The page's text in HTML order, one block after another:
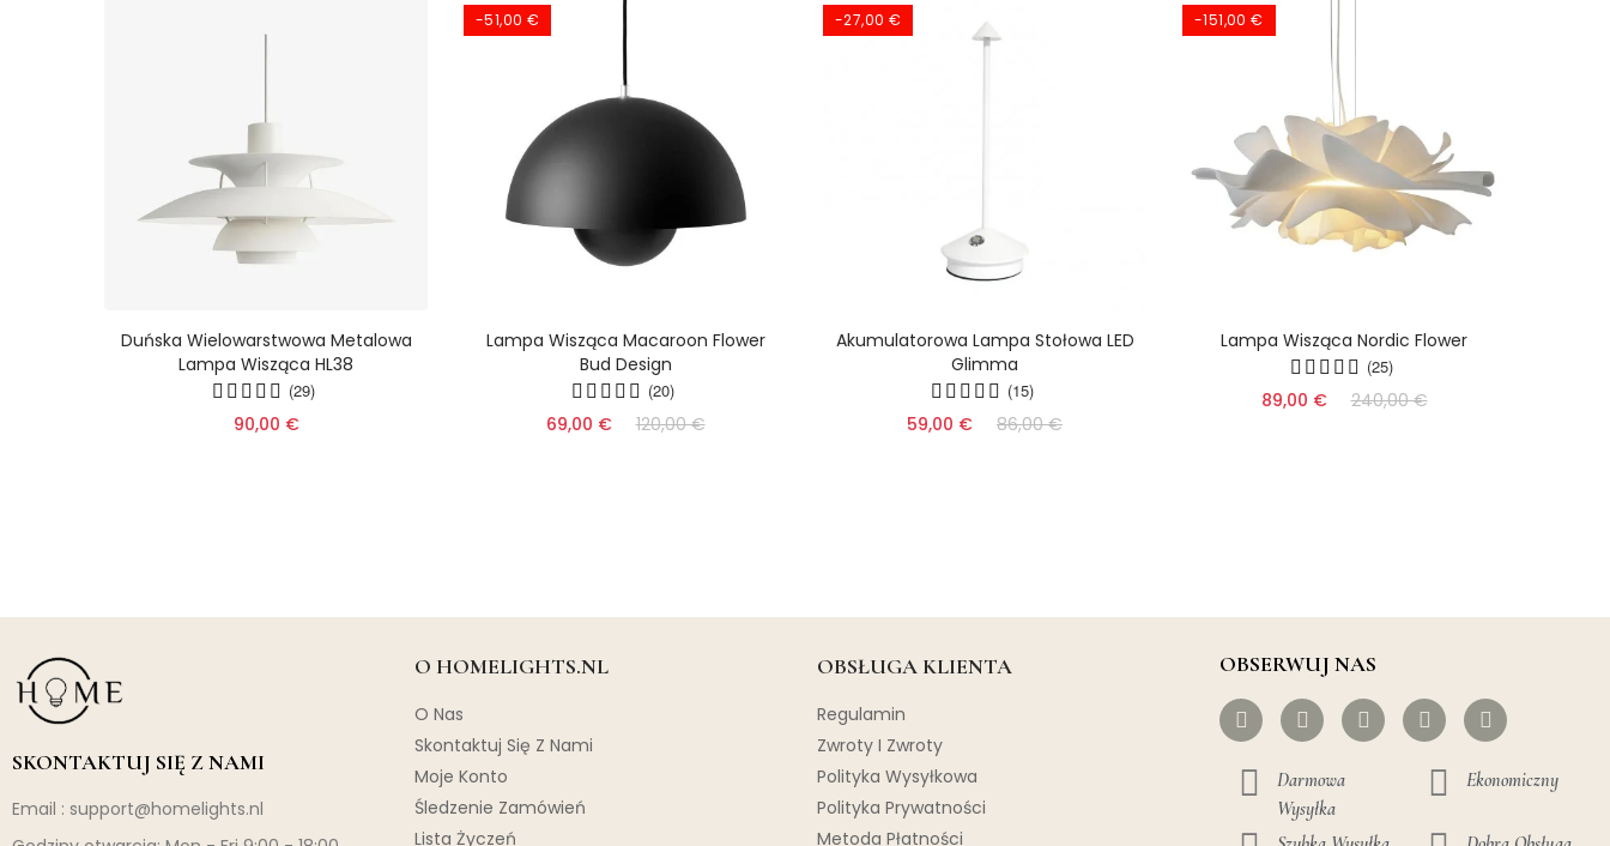
Duńska Wielowarstwowa Metalowa
Lampa Wisząca HL38
(29)
90,00 €
-51,00 €
Lampa Wisząca Macaroon Flower
Bud Design
(20)
69,00 € 120,00 €
-27,00 €
Akumulatorowa Lampa Stołowa LED
Glimma
(15)
59,00 € 86,00 €
-151,00 €
Lampa Wisząca Nordic Flower
(25)
89,00 € 240,00 €
SKONTAKTUJ SIĘ Z NAMI
Email : support@homelights.nl
O HOMELIGHTS.NL
O Nas
Skontaktuj Się Z Nami
Moje Konto
Śledzenie Zamówień
Lista Życzeń
OBSŁUGA KLIENTA
Regulamin
Zwroty I Zwroty
Polityka Wysyłkowa
Polityka Prywatności
Metoda Płatności
OBSERWUJ NAS
Darmowa
Wysyłka
Ekonomiczny